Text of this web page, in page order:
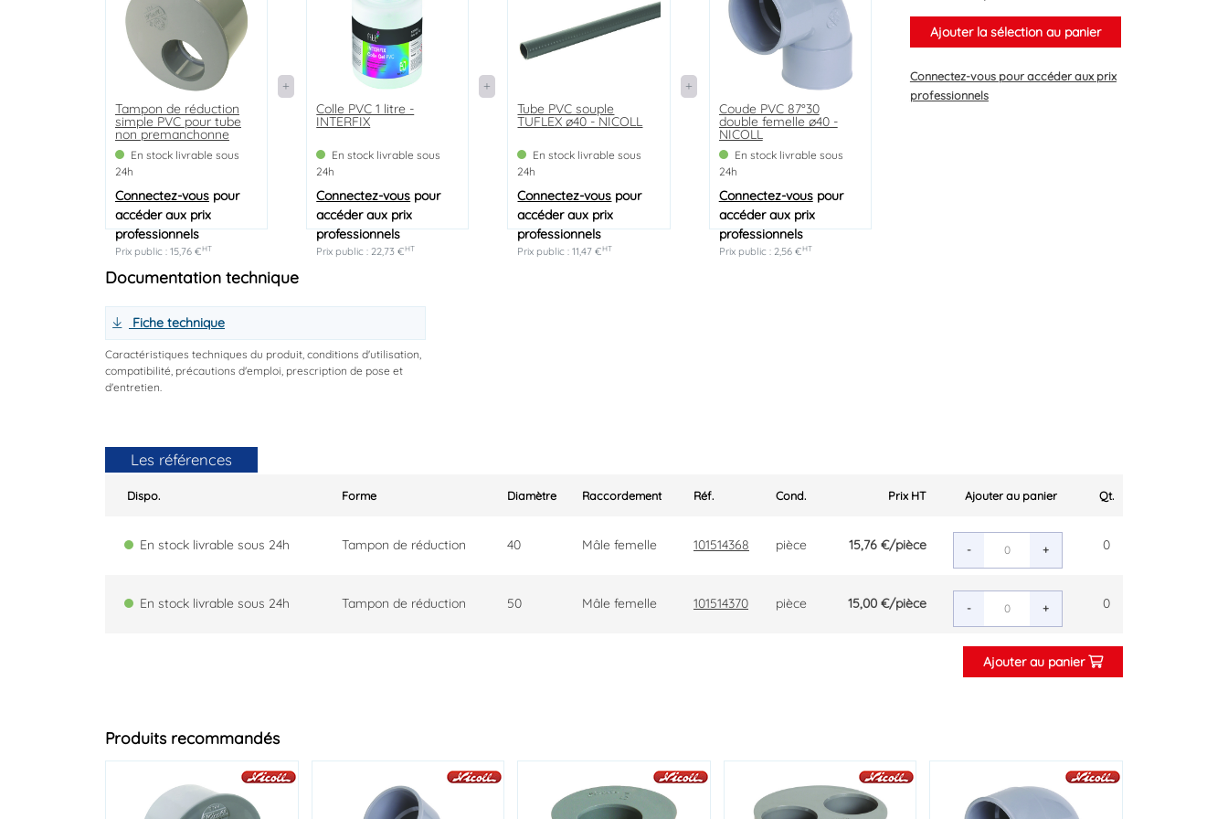
Tampon de réduction
simple PVC pour tube
non premanchonne
mâle ø93 femelle ø40 -
NICOLL
En stock livrable sous
24h
Connectez-vous pour
accéder aux prix
professionnels
Prix public : 15,76 €HT
Colle PVC 1 litre -
INTERFIX
En stock livrable sous
24h
Connectez-vous pour
accéder aux prix
professionnels
Prix public : 22,73 €HT
Tube PVC souple
TUFLEX ø40 - NICOLL
En stock livrable sous
24h
Connectez-vous pour
accéder aux prix
professionnels
Prix public : 11,47 €HT
Coude PVC 87°30
double femelle ø40 -
NICOLL
En stock livrable sous
24h
Connectez-vouspour
accéder aux prix
professionnels
Prix public : 2,56 €HT
Ajouter la sélection au panier
Connectez-vouspour accéder aux prix
professionnels
Documentation technique
Fiche technique
Caractéristiques techniques du produit, conditions d'utilisation,
compatibilité, précautions d'emploi, prescription de pose et
d'entretien.
Les références
Dispo. Forme Diamètre Raccordement Réf. Cond. Prix HT Ajouter au panier Qt.
En stock livrable sous 24h Tampon de réduction 40 Mâle femelle 101514368 pièce 15,76 €/pièce - + 0
En stock livrable sous 24h Tampon de réduction 50 Mâle femelle 101514370 pièce 15,00 €/pièce - + 0
Ajouter au panier
Produits recommandés